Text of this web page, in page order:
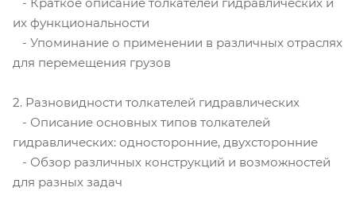
их функциональности
- Упоминание о применении в различных отраслях
для перемещения грузов
2. Разновидности толкателей гидравлических
- Описание основных типов толкателей
гидравлических: односторонние, двухсторонние
- Обзор различных конструкций и возможностей
для разных задач